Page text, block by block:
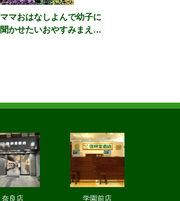
ママおはなしよんで幼子に
聞かせたいおやすみまえの
奈良店 学園前店